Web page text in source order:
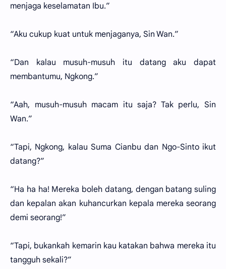
menjaga keselamatan Ibu.”
“Aku cukup kuat untuk menjaganya, Sin Wan.”
“Dan kalau musuh-musuh itu datang aku dapat
membantumu, Ngkong.”
“Aah, musuh-musuh macam itu saja? Tak perlu, Sin
Wan.”
“Tapi, Ngkong, kalau Suma Cianbu dan Ngo-Sinto ikut
datang?”
“Ha ha ha! Mereka boleh datang, dengan batang suling
dan kepalan akan kuhancurkan kepala mereka seorang
demi seorang!”
“Tapi, bukankah kemarin kau katakan bahwa mereka itu
tangguh sekali?”